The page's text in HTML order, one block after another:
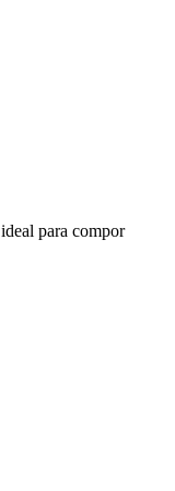
para compor